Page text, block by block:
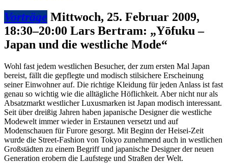
Vorträge Mittwoch, 25. Februar 2009,
18:30–20:00 Lars Bertram: „Yōfuku –
Japan und die westliche Mode“
Wohl fast jedem westlichen Besucher, der zum ersten Mal Japan
bereist, fällt die gepflegte und modisch stilsichere Erscheinung
seiner Einwohner auf. Die richtige Kleidung für jeden Anlass ist fast
genau so wichtig wie die alltägliche Höflichkeit. Aber nicht nur als
Absatzmarkt westlicher Luxusmarken ist Japan modisch interessant.
Seit über dreißig Jahren haben japanische Designer die westliche
Modewelt immer wieder in Erstaunen versetzt und auf
Modenschauen für Furore gesorgt. Mit Beginn der Heisei-Zeit
wurde die Street-Fashion von Tokyo zunehmend auch in westlichen
Großstädten zu einem Begriff und japanische Designer der neuen
Generation erobern die Laufstege und Straßen der Welt.